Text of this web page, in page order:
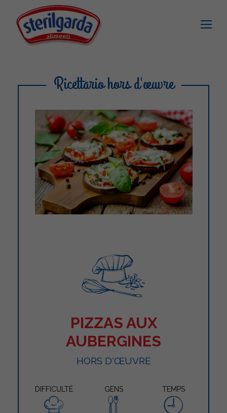
Ricettario hors d'œuvre
PIZZAS AUX
AUBERGINES
HORS D'ŒUVRE
DIFFICULTÉ GENS TEMPS